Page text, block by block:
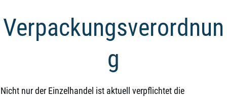
Verpackungsverordnun
g
Nicht nur der Einzelhandel ist aktuell verpflichtet die